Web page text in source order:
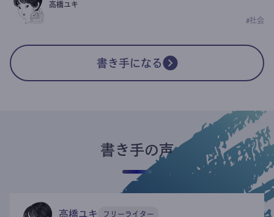
高橋ユキ
#社会
書き手になる
書き手の声
高橋ユキ フリーライター